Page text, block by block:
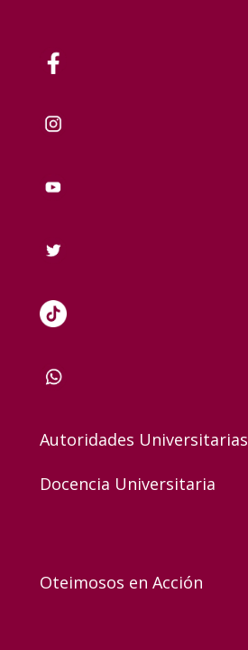
Autoridades Universitarias
Docencia Universitaria
Oteimosos en Acción